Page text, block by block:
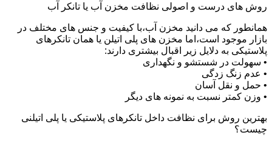
روش های درست و اصولی نظافت مخزن آب یا تانکر آب
همانطور که می دانید مخزن آب،با کیفیت و جنس های مختلف در
بازار موجود است،اما مخزن های پلی اتیلن یا همان تانکرهای
پلاستیکی به دلایل زیر اقبال بیشتری دارند:
• سهولت در شستشو و نگهداری
• عدم زنگ زدگی
• حمل و نقل آسان
• وزن کمتر نسبت به نمونه های دیگر
بهترین روش برای نظافت داخل تانکرهای پلاستیکی یا پلی اتیلنی
چیست؟